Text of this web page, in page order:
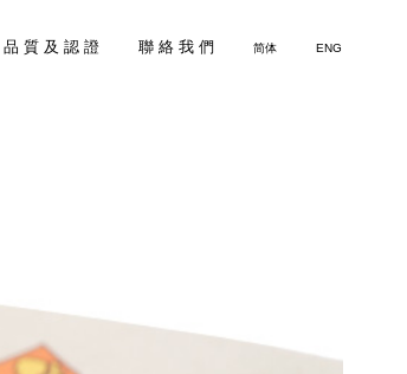
品 質 及 認 證 聯 絡 我 們 简体 ENG